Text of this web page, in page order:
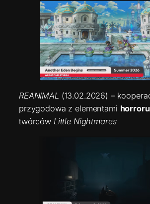
REANIMAL (13.02.2026) –
przygodowa z elementami
twórców Little Nightmares